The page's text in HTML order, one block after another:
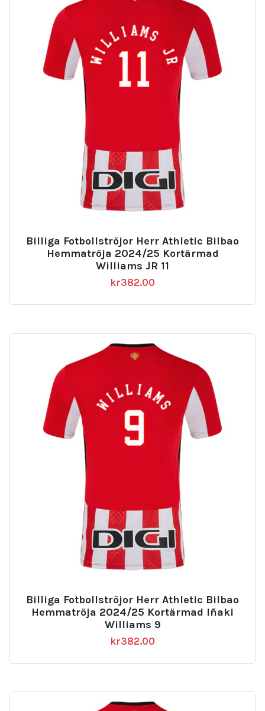
Billiga Fotbollströjor Herr Athletic Bilbao
Hemmatröja 2024/25 Kortärmad
Williams JR 11
kr382.00
Billiga Fotbollströjor Herr Athletic Bilbao
Hemmatröja 2024/25 Kortärmad Iñaki
Williams 9
kr382.00